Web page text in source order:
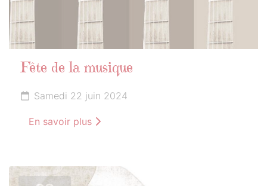
Fête de la musique
Samedi 22 juin 2024
En savoir plus